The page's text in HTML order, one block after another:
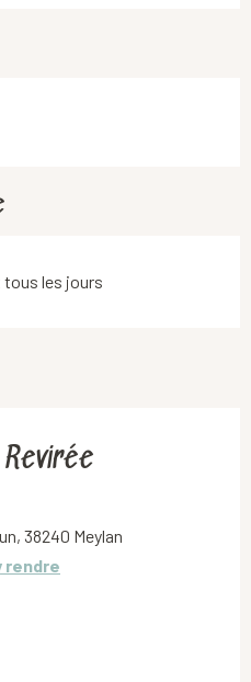
tous les jours
38240 Meylan
rendre